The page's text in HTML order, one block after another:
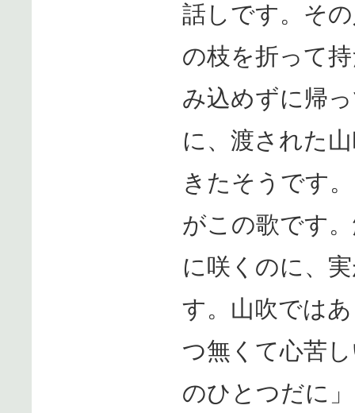
話しです。そ
の枝を折って
み込めずに帰
に、渡された
きたそうです
がこの歌です
に咲くのに、
す。山吹では
つ無くて心苦
のひとつだに